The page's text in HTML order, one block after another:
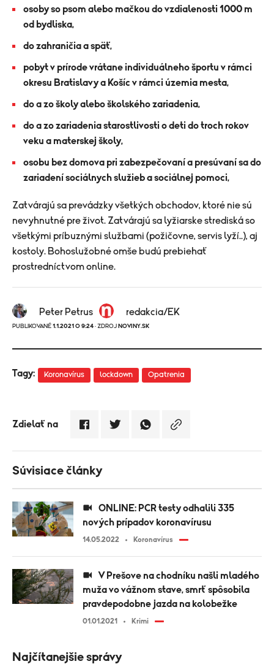
osoby so psom alebo mačkou do vzdialenosti 1000 m
od bydliska,
do zahraničia a späť,
pobyt v prírode vrátane individuálneho športu v rámci
okresu Bratislavy a Košíc v rámci územia mesta,
do a zo školy alebo školského zariadenia,
do a zo zariadenia starostlivosti o deti do troch rokov
veku a materskej školy,
osobu bez domova pri zabezpečovaní a presúvaní sa do
zariadení sociálnych služieb a sociálnej pomoci,
Zatvárajú sa prevádzky všetkých obchodov, ktoré nie sú
nevyhnutné pre život. Zatvárajú sa lyžiarske strediská so
všetkými príbuznými službami (požičovne, servis lyží..), aj
kostoly. Bohoslužobné omše budú prebiehať
prostredníctvom online.
Peter Petrus redakcia/EK
PUBLIKOVANÉ 1.1.2021 O 9:24 · ZDROJ NOVINY.SK
Tagy: Koronavírus lockdown Opatrenia
Zdielať na
Súvisiace články
nových prípadov koronavírusu
14.05.2022 Koronavírus
muža vo vážnom stave, smrť spôsobila
pravdepodobne jazda na kolobežke
01.01.2021 Krimi
Najčítanejšie správy